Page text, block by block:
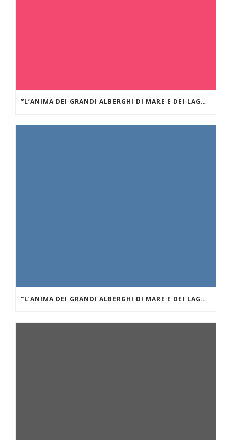
”L’ANIMA DEI GRANDI ALBERGHI DI MARE E DEI LAGHI.” GRAND HÔTEL DES ILES BORROMÉES
”L’ANIMA DEI GRANDI ALBERGHI DI MARE E DEI LAGHI.” VILLA D’ESTE SUL LAGO DI COMO